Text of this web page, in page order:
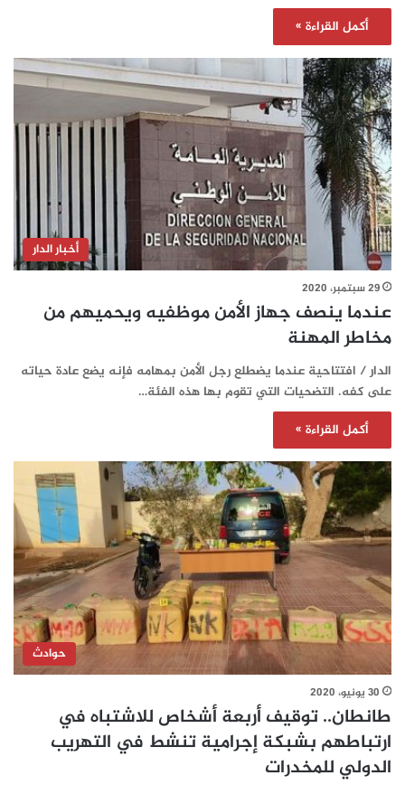
أكمل القراءة »
أخبار الدار
29 سبتمبر، 2020
عندما ينصف جهاز الأمن موظفيه ويحميهم من
مخاطر المهنة
الدار / افتتاحية عندما يضطلع رجل الأمن بمهامه فإنه يضع عادة حياته
على كفه. التضحيات التي تقوم بها هذه الفئة…
أكمل القراءة »
حوادث
30 يونيو، 2020
طانطان.. توقيف أربعة أشخاص للاشتباه في
ارتباطهم بشبكة إجرامية تنشط في التهريب
الدولي للمخدرات